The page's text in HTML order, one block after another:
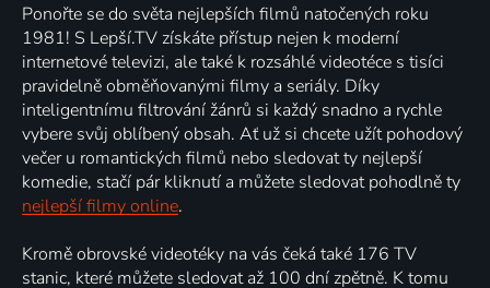
Ponořte se do světa nejlepších filmů natočených roku
1981! S Lepší.TV získáte přístup nejen k moderní
internetové televizi, ale také k rozsáhlé videotéce s tisíci
pravidelně obměňovanými filmy a seriály. Díky
inteligentnímu filtrování žánrů si každý snadno a rychle
vybere svůj oblíbený obsah. Ať už si chcete užít pohodový
večer u romantických filmů nebo sledovat ty nejlepší
komedie, stačí pár kliknutí a můžete sledovat pohodlně ty
nejlepší filmy online.
Kromě obrovské videotéky na vás čeká také 176 TV
stanic, které můžete sledovat až 100 dní zpětně. K tomu